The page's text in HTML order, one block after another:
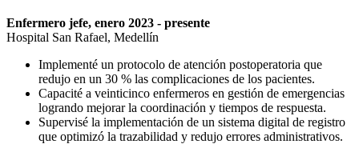
Enfermero jefe, enero 2023 - presente
Hospital San Rafael, Medellín
Implementé un protocolo de atención postoperatoria que
redujo en un 30 % las complicaciones de los pacientes.
Capacité a veinticinco enfermeros en gestión de emergencias
logrando mejorar la coordinación y tiempos de respuesta.
Supervisé la implementación de un sistema digital de registro
que optimizó la trazabilidad y redujo errores administrativos.